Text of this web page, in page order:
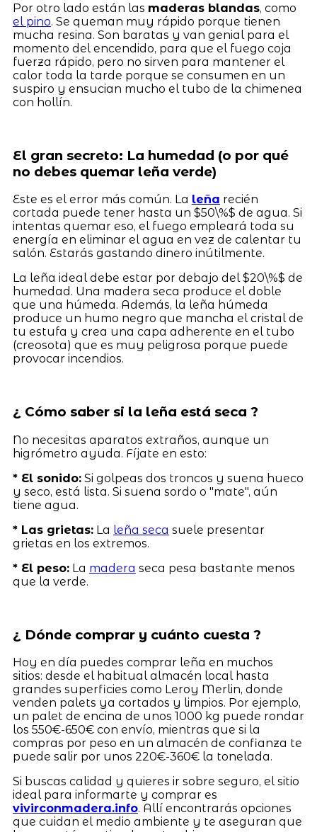
Por otro lado están las maderas blandas, como
el pino. Se queman muy rápido porque tienen
mucha resina. Son baratas y van genial para el
momento del encendido, para que el fuego coja
fuerza rápido, pero no sirven para mantener el
calor toda la tarde porque se consumen en un
suspiro y ensucian mucho el tubo de la chimenea
con hollín.
El gran secreto: La humedad (o por qué
no debes quemar leña verde)
Este es el error más común. La leña recién
cortada puede tener hasta un $50\%$ de agua. Si
intentas quemar eso, el fuego empleará toda su
energía en eliminar el agua en vez de calentar tu
salón. Estarás gastando dinero inútilmente.
La leña ideal debe estar por debajo del $20\%$ de
humedad. Una madera seca produce el doble
que una húmeda. Además, la leña húmeda
produce un humo negro que mancha el cristal de
tu estufa y crea una capa adherente en el tubo
(creosota) que es muy peligrosa porque puede
provocar incendios.
¿ Cómo saber si la leña está seca ?
No necesitas aparatos extraños, aunque un
higrómetro ayuda. Fíjate en esto:
* El sonido:Si golpeas dos troncos y suena hueco
y seco, está lista. Si suena sordo o "mate", aún
tiene agua.
* Las grietas:La leña seca suele presentar
grietas en los extremos.
* El peso:La madera seca pesa bastante menos
que la verde.
¿ Dónde comprar y cuánto cuesta ?
Hoy en día puedes comprar leña en muchos
sitios: desde el habitual almacén local hasta
grandes superficies como Leroy Merlin, donde
venden palets ya cortados y limpios. Por ejemplo,
un palet de encina de unos 1000 kg puede rondar
los 550€-650€ con envío, mientras que si la
compras por peso en un almacén de confianza te
puede salir por unos 220€-360€ la tonelada.
Si buscas calidad y quieres ir sobre seguro, el sitio
ideal para informarte y comprar es
vivirconmadera.info. Allí encontrarás opciones
que cuidan el medio ambiente y te aseguran que